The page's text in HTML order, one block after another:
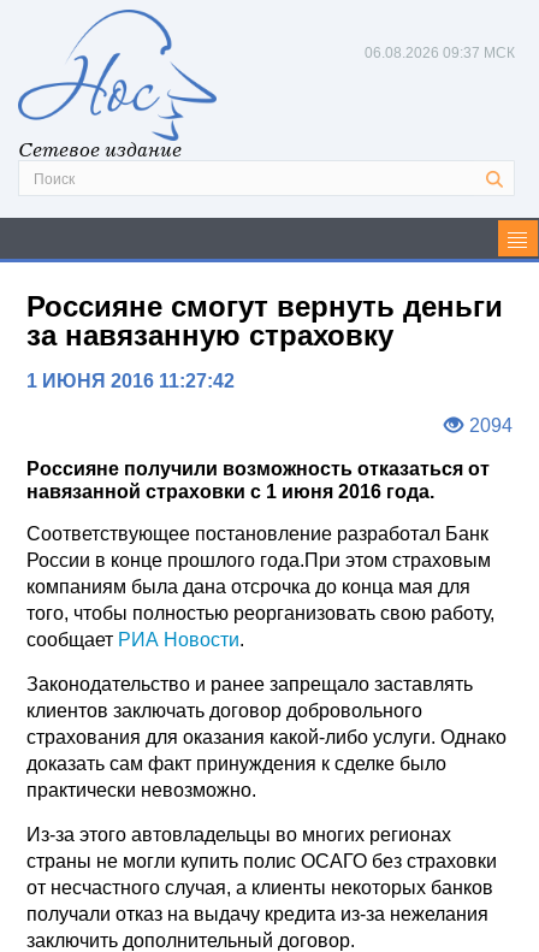
Сетевое издание
06.08.2026 09:37 МСК
Россияне смогут вернуть деньги
за навязанную страховку
1 ИЮНЯ 2016 11:27:42
2094
Россияне получили возможность отказаться от
навязанной страховки с 1 июня 2016 года.
Соответствующее постановление разработал Банк
России в конце прошлого года.При этом страховым
компаниям была дана отсрочка до конца мая для
того, чтобы полностью реорганизовать свою работу,
сообщает РИА Новости.
Законодательство и ранее запрещало заставлять
клиентов заключать договор добровольного
страхования для оказания какой-либо услуги. Однако
доказать сам факт принуждения к сделке было
практически невозможно.
Из-за этого автовладельцы во многих регионах
страны не могли купить полис ОСАГО без страховки
от несчастного случая, а клиенты некоторых банков
получали отказ на выдачу кредита из-за нежелания
заключить дополнительный договор.